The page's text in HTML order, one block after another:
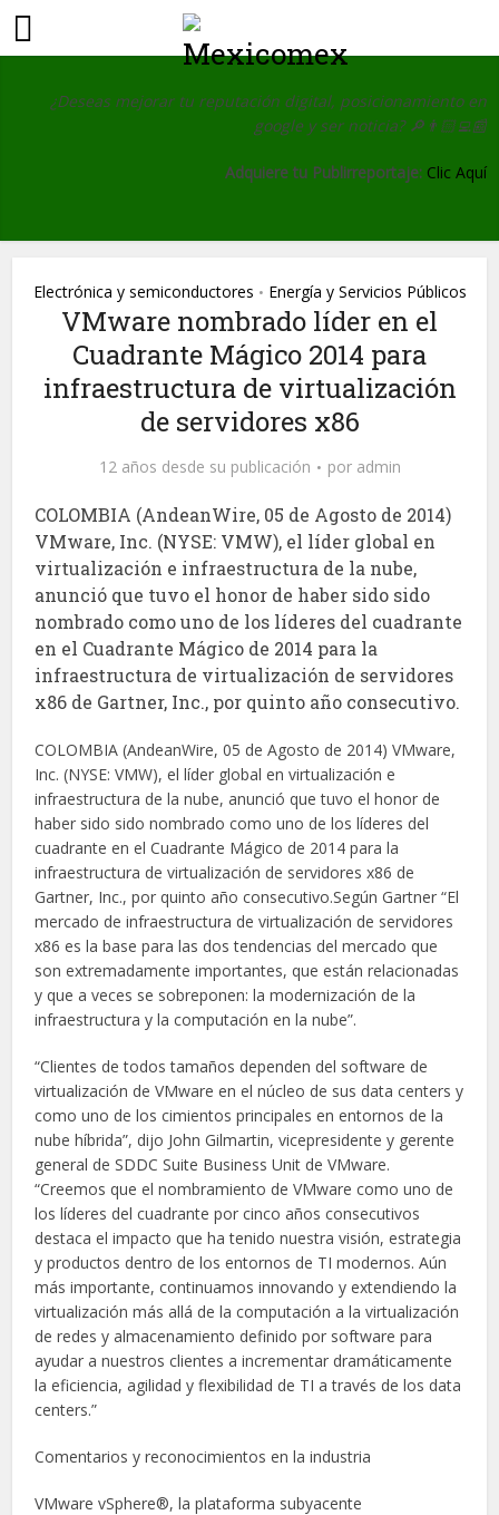
¿Deseas mejorar tu reputación digital, posicionamiento en
google y ser noticia? 🔎👨🏻‍💻📰
Adquiere tu Publirreportaje: Clic Aquí
Electrónica y semiconductores • Energía y Servicios Públicos
VMware nombrado líder en el
Cuadrante Mágico 2014 para
infraestructura de virtualización
de servidores x86
12 años desde su publicación por admin
COLOMBIA (AndeanWire, 05 de Agosto de 2014)
VMware, Inc. (NYSE: VMW), el líder global en
virtualización e infraestructura de la nube,
anunció que tuvo el honor de haber sido sido
nombrado como uno de los líderes del cuadrante
en el Cuadrante Mágico de 2014 para la
infraestructura de virtualización de servidores
x86 de Gartner, Inc., por quinto año consecutivo.
COLOMBIA (AndeanWire, 05 de Agosto de 2014) VMware,
Inc. (NYSE: VMW), el líder global en virtualización e
infraestructura de la nube, anunció que tuvo el honor de
haber sido sido nombrado como uno de los líderes del
cuadrante en el Cuadrante Mágico de 2014 para la
infraestructura de virtualización de servidores x86 de
Gartner, Inc., por quinto año consecutivo.Según Gartner “El
mercado de infraestructura de virtualización de servidores
x86 es la base para las dos tendencias del mercado que
son extremadamente importantes, que están relacionadas
y que a veces se sobreponen: la modernización de la
infraestructura y la computación en la nube”.
“Clientes de todos tamaños dependen del software de
virtualización de VMware en el núcleo de sus data centers y
como uno de los cimientos principales en entornos de la
nube híbrida”, dijo John Gilmartin, vicepresidente y gerente
general de SDDC Suite Business Unit de VMware.
“Creemos que el nombramiento de VMware como uno de
los líderes del cuadrante por cinco años consecutivos
destaca el impacto que ha tenido nuestra visión, estrategia
y productos dentro de los entornos de TI modernos. Aún
más importante, continuamos innovando y extendiendo la
virtualización más allá de la computación a la virtualización
de redes y almacenamiento definido por software para
ayudar a nuestros clientes a incrementar dramáticamente
la eficiencia, agilidad y flexibilidad de TI a través de los data
centers.”
Comentarios y reconocimientos en la industria
VMware vSphere®, la plataforma subyacente